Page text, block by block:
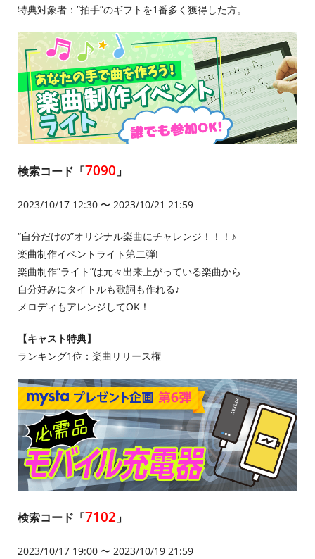
特典対象者：”拍手”のギフトを1番多く獲得した方。
検索コード「7090 」
2023/10/17 12:30 〜 2023/10/21 21:59
“自分だけの”オリジナル楽曲にチャレンジ！！！♪
楽曲制作イベントライト第二弾!
楽曲制作”ライト”は元々出来上がっている楽曲から
自分好みにタイトルも歌詞も作れる♪
メロディもアレンジしてOK！
【キャスト特典】
ランキング1位：楽曲リリース権
検索コード「7102」
2023/10/17 19:00 〜 2023/10/19 21:59